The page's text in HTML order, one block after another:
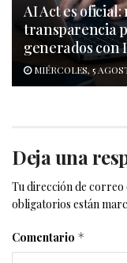
AI Act es
transparencia
generados con
MIÉRCOLES, 5
Deja una
Tu dirección de
obligatorios están
Comentario *